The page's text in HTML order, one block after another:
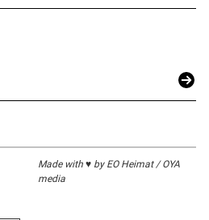
Made with ♥ by EO Heimat / OYA
media